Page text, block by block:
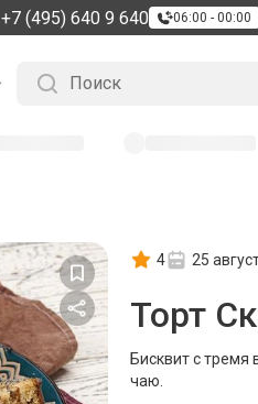
+7 (495) 640 9 640 06:00 - 00:00
4 25
Торт
Бисквит с
чаю.